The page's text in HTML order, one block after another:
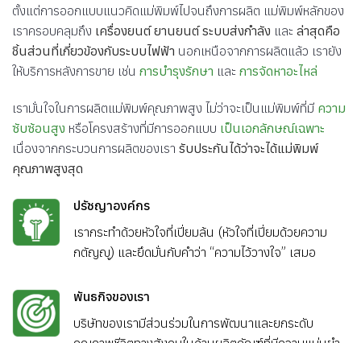
ตั้งแต่การออกแบบแนวคิดแม่พิมพ์ไปจนถึงการผลิต แม่พิมพ์หลักของ
เราครอบคลุมถึง เครื่องยนต์ ยานยนต์ ระบบส่งกำลัง และ ล่าสุดคือ
ชิ้นส่วนที่เกี่ยวข้องกับระบบไฟฟ้า นอกเหนือจากการผลิตแล้ว เรายัง
ให้บริการหลังการขาย เช่น การบำรุงรักษา และ การจัดหาอะไหล่
เรามั่นใจในการผลิตแม่พิมพ์คุณภาพสูง ไม่ว่าจะเป็นแม่พิมพ์ที่มี ความ
ซับซ้อนสูง หรือโครงสร้างที่มีการออกแบบ เป็นเอกลักษณ์เฉพาะ
เนื่องจากกระบวนการผลิตของเรา รับประกันได้ว่าจะได้แม่พิมพ์
คุณภาพสูงสุด
ปรัชญาองค์กร
เรากระทำด้วยหัวใจที่เปี่ยมล้น (หัวใจที่เปี่ยมด้วยความ
กตัญญู) และยึดมั่นกับคำว่า “ความไว้วางใจ” เสมอ
พันธกิจของเรา
บริษัทของเรามีส่วนร่วมในการพัฒนาและยกระดับ